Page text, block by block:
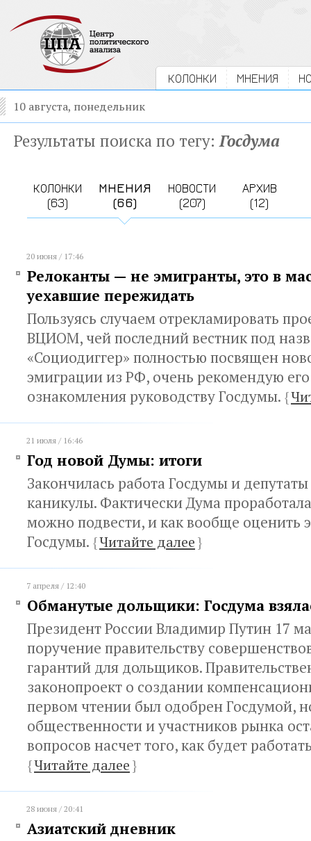
КОЛОНКИ МНЕНИЯ
10 августа, понедельник
Результаты поиска по тегу:Госдума
КОЛОНКИ
(63)
МНЕНИЯ
(66)
НОВОСТИ
(207)
АРХИВ
(12)
20 июня / 17:46
Релоканты — не эмигранты, это в
уехавшие пережидать
Пользуясь случаем отрекламировать
ВЦИОМ, чей последний вестник под
«Социодиггер» полностью посвящен
эмиграции из РФ, очень рекомендую
ознакомления руководству Госдумы. {
21 июля / 16:46
Год новой Думы: итоги
Закончилась работа Госдумы и
каникулы. Фактически Дума
можно подвести, и как вообще оценить
Госдумы. {Читайте далее}
7 апреля / 12:40
Обманутые дольщики: Госдума
Президент России Владимир Путин 17
поручение правительству
гарантий для дольщиков.
законопроект о создании
первом чтении был одобрен Госдумой,
общественности и участников рынка
вопросов насчет того, как будет
{Читайте далее}
28 июня / 20:41
Азиатский дневник